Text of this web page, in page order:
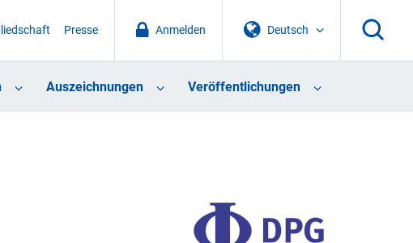
Deutsch
Anmelden
Presse
Auszeichnungen Veröffentlichungen